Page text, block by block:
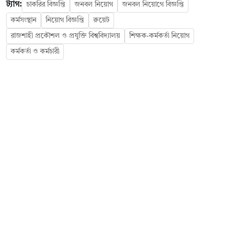
ট্যাগ: চাকরির বিজ্ঞপ্তি জনবল নিয়োগ জনবল নিয়োগে বিজ্ঞপ্তি
কর্মসংস্থান নিয়োগ বিজ্ঞপ্তি রুয়েট
রাজশাহী প্রকৌশল ও প্রযুক্তি বিশ্ববিদ্যালয় শিক্ষক-কর্মকর্তা নিয়োগ
কর্মকর্তা ও কর্মচারী